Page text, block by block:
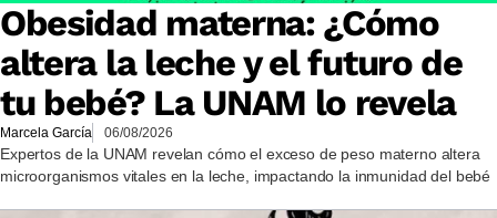
Obesidad materna: ¿Cómo
altera la leche y el futuro de
tu bebé? La UNAM lo revela
Marcela García 06/08/2026
Expertos de la UNAM revelan cómo el exceso de peso materno altera
microorganismos vitales en la leche, impactando la inmunidad del bebé